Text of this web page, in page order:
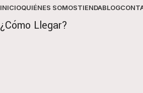
INICIOQUIÉNES SOMOSTIENDABLOG
¿Cómo Llegar?